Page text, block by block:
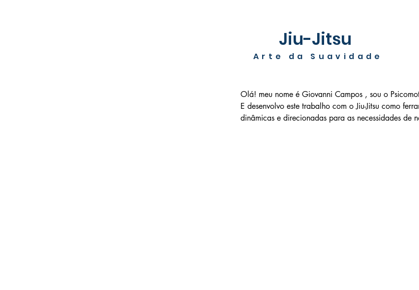
Jiu-Jitsu
Arte da Suavidade
Olá! meu nome é Giovanni Campos , sou o
E desenvolvo este trabalho com o Jiu-Jitsu como
dinâmicas e direcionadas para as necessidades de